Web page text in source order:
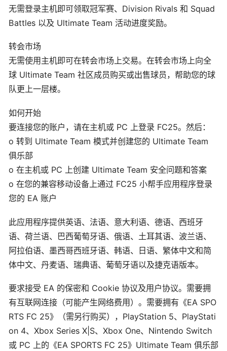
无需登录主机即可领取冠军赛、Division Rivals 和 Squad
Battles 以及 Ultimate Team 活动进度奖励。
转会市场
无需使用主机即可在转会市场上交易。在转会市场上向全
球 Ultimate Team 社区成员购买或出售球员，帮助您的球
队更上一层楼。
如何开始
要连接您的账户，请在主机或 PC 上登录 FC25。然后：
o 转到 Ultimate Team 模式并创建您的 Ultimate Team
俱乐部
o 在主机或 PC 上创建 Ultimate Team 安全问题和答案
o 在您的兼容移动设备上通过 FC25 小帮手应用程序登录
您的 EA 账户
此应用程序提供英语、法语、意大利语、德语、西班牙
语、荷兰语、巴西葡萄牙语、俄语、土耳其语、波兰语、
阿拉伯语、墨西哥西班牙语、韩语、日语、繁体中文和简
体中文、丹麦语、瑞典语、葡萄牙语以及捷克语版本。
要求接受 EA 的保密和 Cookie 协议及用户协议。需要拥
有互联网连接（可能产生网络费用）。需要拥有《EA SPO
RTS FC 25》（需另行购买），PlayStation 5、PlayStati
on 4、Xbox Series X|S、Xbox One、Nintendo Switch
或 PC 上的《EA SPORTS FC 25》Ultimate Team 俱乐部